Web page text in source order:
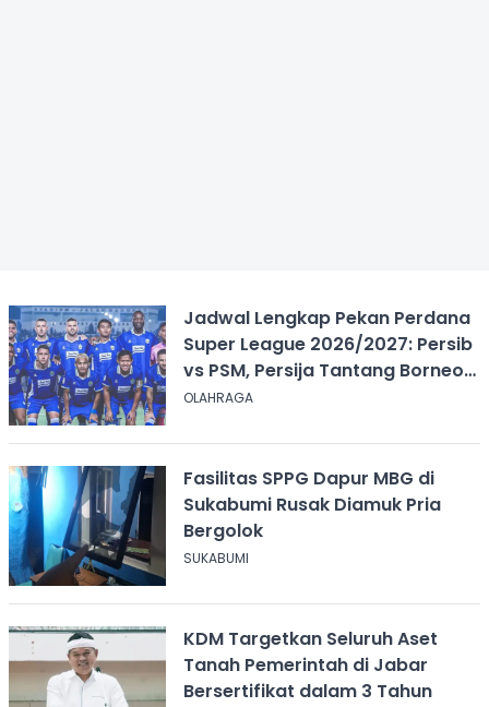
Jadwal Lengkap Pekan Perdana
Super League 2026/2027: Persib
vs PSM, Persija Tantang Borneo
FC
OLAHRAGA
Fasilitas SPPG Dapur MBG di
Sukabumi Rusak Diamuk Pria
Bergolok
SUKABUMI
KDM Targetkan Seluruh Aset
Tanah Pemerintah di Jabar
Bersertifikat dalam 3 Tahun